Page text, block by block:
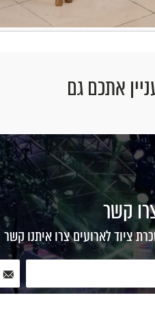
אתכם גם
קשר
ציוד לארועים צרו איתנו קשר